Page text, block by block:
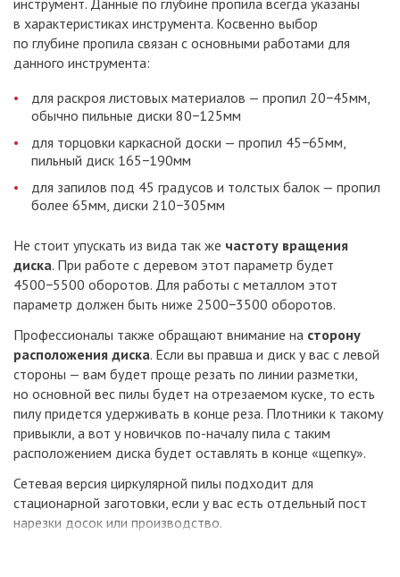
инструмент. Данные по глубине пропила всегда указаны
в характеристиках инструмента. Косвенно выбор
по глубине пропила связан с основными работами для
данного инструмента:
для раскроя листовых материалов — пропил 20−45мм,
обычно пильные диски 80−125мм
для торцовки каркасной доски — пропил 45−65мм,
пильный диск 165−190мм
для запилов под 45 градусов и толстых балок — пропил
более 65мм, диски 210−305мм
Не стоит упускать из вида так же частоту вращения
диска. При работе с деревом этот параметр будет
4500−5500 оборотов. Для работы с металлом этот
параметр должен быть ниже 2500−3500 оборотов.
Профессионалы также обращают внимание на сторону
расположения диска. Если вы правша и диск у вас с левой
стороны — вам будет проще резать по линии разметки,
но основной вес пилы будет на отрезаемом куске, то есть
пилу придется удерживать в конце реза. Плотники к такому
привыкли, а вот у новичков по-началу пила с таким
расположением диска будет оставлять в конце «щепку».
Сетевая версия циркулярной пилы подходит для
стационарной заготовки, если у вас есть отдельный пост
нарезки досок или производство.